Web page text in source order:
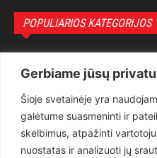
Gerbiame jūsų
Šioje svetainėje yra
galėtume suasmeninti ir
skelbimus, atpažinti
nuostatas ir analizuoti jų
POPULIARIOS KATEGORIJOS
Teisėsauga
Aktualu
Lietuva